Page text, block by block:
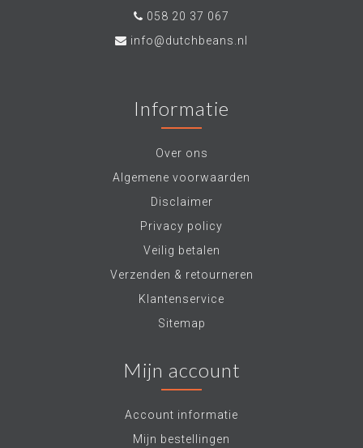
058 20 37 067
info@dutchbeans.nl
Informatie
Over ons
Algemene voorwaarden
Disclaimer
Privacy policy
Veilig betalen
Verzenden & retourneren
Klantenservice
Sitemap
Mijn account
Account informatie
Mijn bestellingen